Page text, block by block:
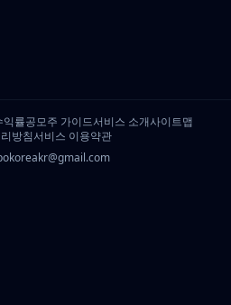
익률공모주 가이드서비스 소개사이트맵
방침서비스 이용약관